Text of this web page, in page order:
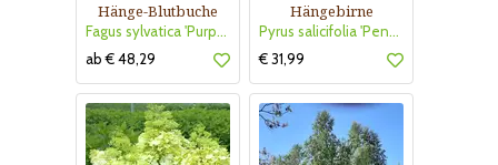
Hänge-Blutbuche
Fagus sylvatica 'Purpurea Pendula'
ab € 48,29
Hängebirne
Pyrus salicifolia 'Pendula'
€ 31,99